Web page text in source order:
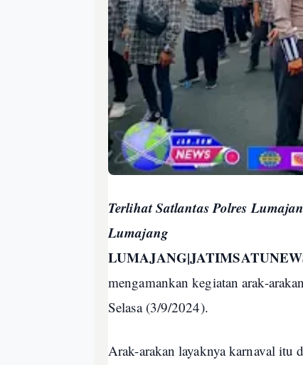
Terlihat Satlantas Polres
Lumajang
mengamankan kegiatan arak-
Selasa (3/9/2024).
Arak-arakan layaknya karnaval itu